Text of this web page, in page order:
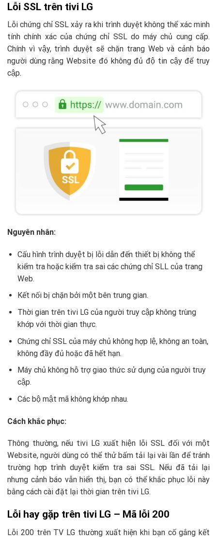
Lỗi SSL trên tivi LG
Lỗi chứng chỉ SSL xảy ra khi trình duyệt không thể xác minh
tính chính xác của chứng chỉ SSL do máy chủ cung cấp.
Chính vì vậy, trình duyệt sẽ chặn trang Web và cảnh báo
người dùng rằng Website đó không đủ độ tin cậy để truy
cập.
Nguyên nhân:
Cấu hình trình duyệt bị lỗi dẫn đến thiết bị không thể
kiểm tra hoặc kiểm tra sai các chứng chỉ SLL của trang
Web.
Kết nối bị chặn bởi một bên trung gian.
Thời gian trên tivi LG của người truy cập không trùng
khớp với thời gian thực.
Chứng chỉ SSL của máy chủ không hợp lệ, không an toàn,
không đầy đủ hoặc đã hết hạn.
Máy chủ không hỗ trợ giao thức sử dụng của người truy
cập.
Các bộ mật mã không khớp nhau.
Cách khắc phục:
Thông thường, nếu tivi LG xuất hiện lỗi SSL đối với một
Website, người dùng có thể thử bấm tải lại vài lần để tránh
trường hợp trình duyệt kiểm tra sai SSL. Nếu đã tải lại
nhưng cảnh báo vẫn hiển thị, bạn có thể khắc phục lỗi này
bằng cách cài đặt lại thời gian trên tivi LG.
Lỗi hay gặp trên tivi LG – Mã lỗi 200
Lỗi 200 trên TV LG thường xuất hiện khi bạn cố gắng kết